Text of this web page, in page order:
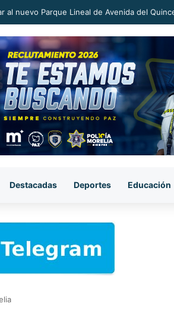
homicidio del ex alcalde Carlos Manzo
Destacadas Deportes Educación